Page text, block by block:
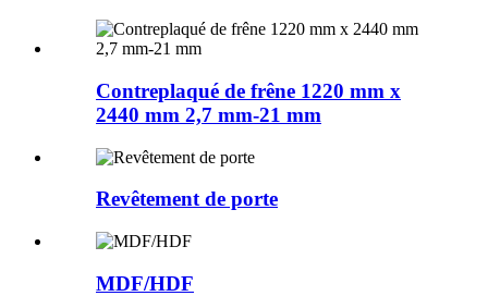
Contreplaqué de frêne 1220 mm x
2440 mm 2,7 mm-21 mm
Revêtement de porte
MDF/HDF